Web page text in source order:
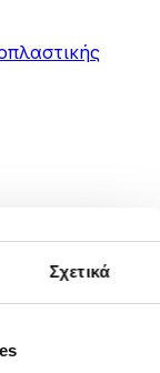
Σχετικά